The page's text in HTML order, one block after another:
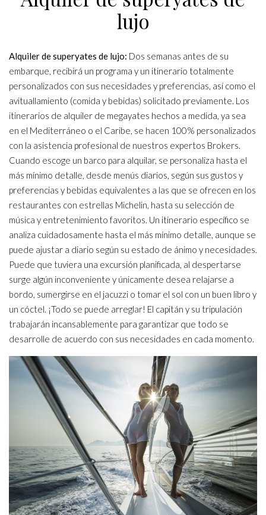
lujo
Alquiler de superyates de lujo: Dos semanas antes de su
embarque, recibirá un programa y un itinerario totalmente
personalizados con sus necesidades y preferencias, así como el
avituallamiento (comida y bebidas) solicitado previamente. Los
itinerarios de alquiler de megayates hechos a medida, ya sea
en el Mediterráneo o el Caribe, se hacen 100% personalizados
con la asistencia profesional de nuestros expertos Brokers.
Cuando escoge un barco para alquilar, se personaliza hasta el
más mínimo detalle, desde menús diarios, según sus gustos y
preferencias y bebidas equivalentes a las que se ofrecen en los
restaurantes con estrellas Michelin, hasta su selección de
música y entretenimiento favoritos. Un itinerario específico se
analiza cuidadosamente hasta el más mínimo detalle, aunque se
puede ajustar a diario según su estado de ánimo y necesidades.
Puede que tuviera una excursión planificada, al despertarse
surge algún inconveniente y únicamente desea relajarse a
bordo, sumergirse en el jacuzzi o tomar el sol con un buen libro y
un cóctel. ¡Todo se puede arreglar! El capitán y su tripulación
trabajarán incansablemente para garantizar que todo se
desarrolle de acuerdo con sus necesidades en cada momento.